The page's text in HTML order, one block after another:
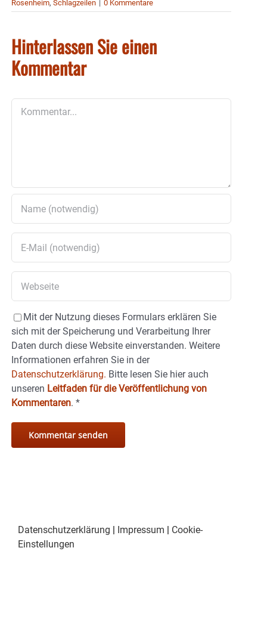
Rosenheim, Schlagzeilen | 0 Kommentare
Hinterlassen Sie einen
Kommentar
Mit der Nutzung dieses Formulars erklären Sie
sich mit der Speicherung und Verarbeitung Ihrer
Daten durch diese Website einverstanden. Weitere
Informationen erfahren Sie in der
Datenschutzerklärung. Bitte lesen Sie hier auch
unseren Leitfaden für die Veröffentlichung von
Kommentaren. *
Datenschutzerklärung Impressum
Cookie-
Einstellungen